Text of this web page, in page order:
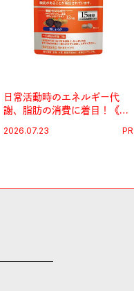
日常活動時のエネルギー代
謝、脂肪の消費に着目！《メ
体メンテ習慣。
2026.07.23 PR